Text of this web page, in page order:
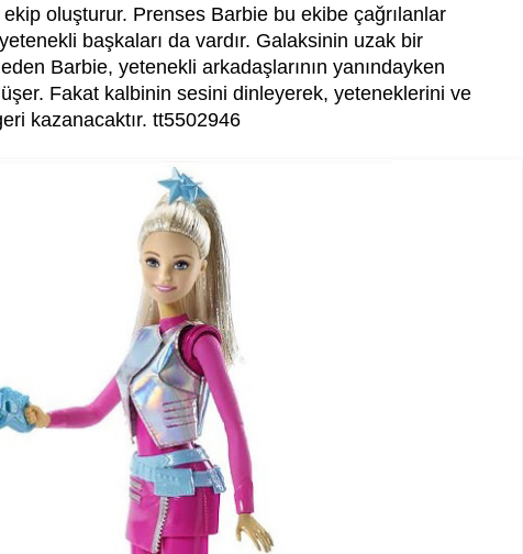
oluşturur. Prenses Barbie bu ekibe çağrılanlar
başkaları da vardır. Galaksinin uzak bir
Barbie, yetenekli arkadaşlarının yanındayken
Fakat kalbinin sesini dinleyerek, yeteneklerini ve
kazanacaktır. tt5502946